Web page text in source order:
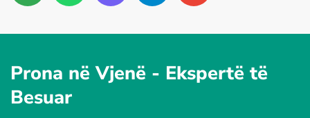
Prona në Vjenë - Ekspertë të
Besuar